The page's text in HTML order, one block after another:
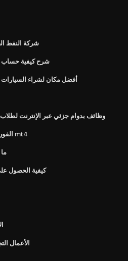
شركة النفط
شرح كيفية حساب
أفضل مكان لشراء السيارات
وظائف بدوام جزئي عبر الإنترنت
الفوركس متوسط ​​المدى اليومي مؤشر mt4
كيفية الحصول
الأعمال